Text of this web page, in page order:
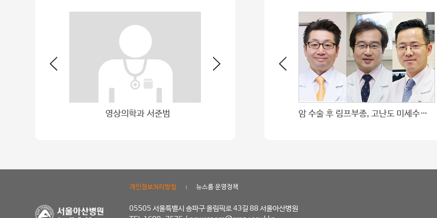
영상의학과 서준범3D프린팅 | 폐 절제술 임플란트 암 수술 후 림프부종, 고난도 미세수술로 치료
05505 서울특별시 송파구 올림픽로 43길 88 서울아산병원
개인정보처리방침 뉴스룸 운영정책